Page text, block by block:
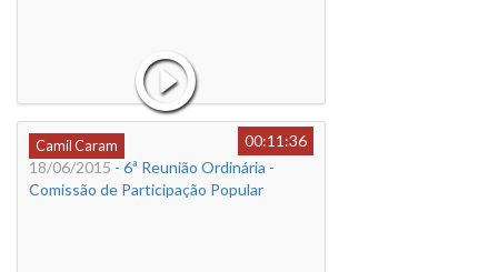
Camil Caram
00:11:36
18/06/2015 - 6ª Reunião Ordinária -
Comissão de Participação Popular